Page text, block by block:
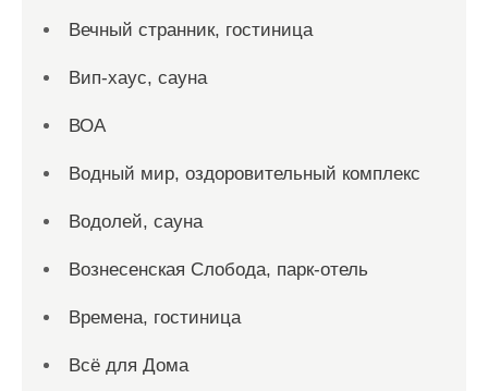
Вечный странник, гостиница
Вип-хаус, сауна
ВОА
Водный мир, оздоровительный комплекс
Водолей, сауна
Вознесенская Слобода, парк-отель
Времена, гостиница
Всё для Дома